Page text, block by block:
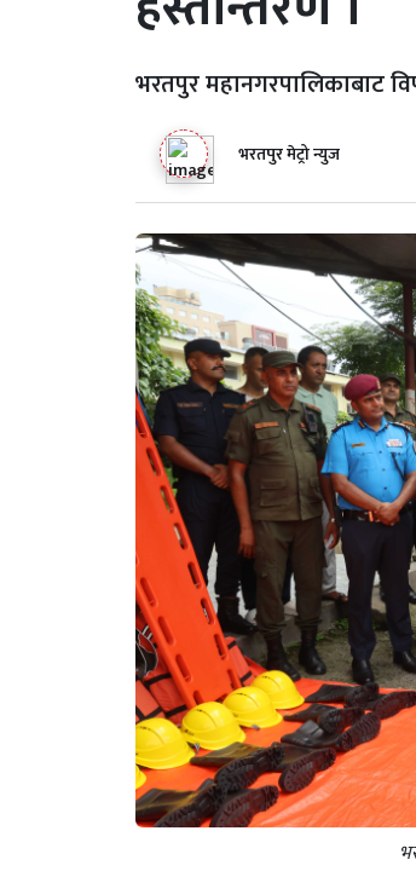
भरतपुर महानगरपालिकाबाट
भरतपुर मेट्रो न्युज